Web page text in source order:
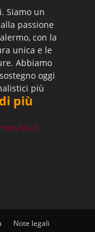
Siamo un
passione
con la
unica e le
Abbiamo
oggi
più
più
Note legali